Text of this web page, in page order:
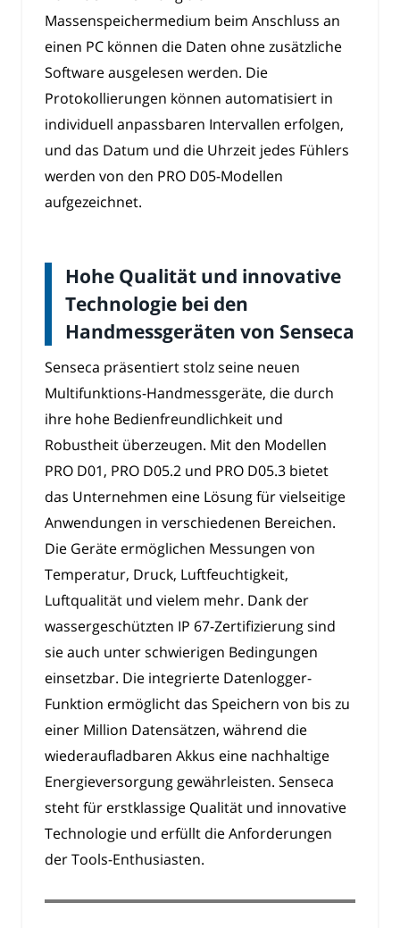
Massenspeichermedium beim Anschluss an
einen PC können die Daten ohne zusätzliche
Software ausgelesen werden. Die
Protokollierungen können automatisiert in
individuell anpassbaren Intervallen erfolgen,
und das Datum und die Uhrzeit jedes Fühlers
werden von den PRO D05-Modellen
aufgezeichnet.
Hohe Qualität und innovative
Technologie bei den
Handmessgeräten von Senseca
Senseca präsentiert stolz seine neuen
Multifunktions-Handmessgeräte, die durch
ihre hohe Bedienfreundlichkeit und
Robustheit überzeugen. Mit den Modellen
PRO D01, PRO D05.2 und PRO D05.3 bietet
das Unternehmen eine Lösung für vielseitige
Anwendungen in verschiedenen Bereichen.
Die Geräte ermöglichen Messungen von
Temperatur, Druck, Luftfeuchtigkeit,
Luftqualität und vielem mehr. Dank der
wassergeschützten IP 67-Zertifizierung sind
sie auch unter schwierigen Bedingungen
einsetzbar. Die integrierte Datenlogger-
Funktion ermöglicht das Speichern von bis zu
einer Million Datensätzen, während die
wiederaufladbaren Akkus eine nachhaltige
Energieversorgung gewährleisten. Senseca
steht für erstklassige Qualität und innovative
Technologie und erfüllt die Anforderungen
der Tools-Enthusiasten.